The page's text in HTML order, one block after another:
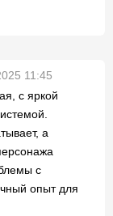
11:45
с яркой
а
с
опыт для